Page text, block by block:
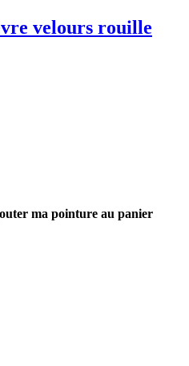
velours rouille
ma pointure au panier